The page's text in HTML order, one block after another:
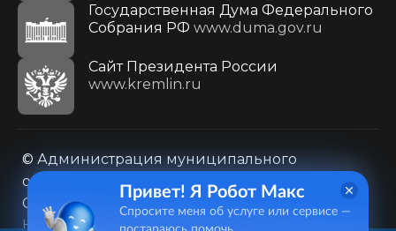
Государственная Дума Федерального
Собрания РФ www.duma.gov.ru
Cайт Президента России
www.kremlin.ru
© Администрация муниципального
образования городского округа «Город
Саратов»
Контакты
Карта сайта
Привет! Я Робот Макс
Спросите меня об услуге или сервисе —